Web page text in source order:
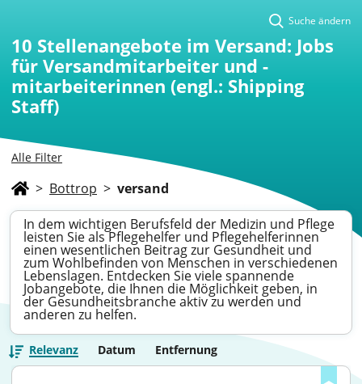
Alle Filter
Suche ändern
10 Stellenangebote im Versand: Jobs
für Versandmitarbeiter und -
mitarbeiterinnen (engl.: Shipping
Staff)
> Bottrop > versand
In dem wichtigen Berufsfeld der Medizin und Pflege
leisten Sie als Pflegehelfer und Pflegehelferinnen
einen wesentlichen Beitrag zur Gesundheit und
zum Wohlbefinden von Menschen in verschiedenen
Lebenslagen. Entdecken Sie viele spannende
Jobangebote, die Ihnen die Möglichkeit geben, in
der Gesundheitsbranche aktiv zu werden und
anderen zu helfen.
Relevanz Datum Entfernung